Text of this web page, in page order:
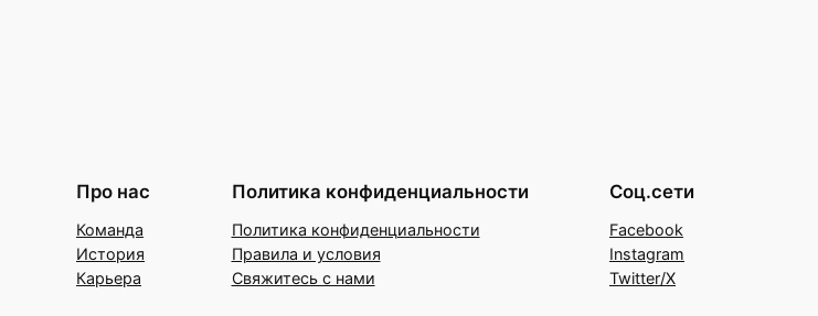
Про нас
Команда
История
Карьера
Политика конфиденциальности
Политика конфиденциальности
Правила и условия
Свяжитесь с нами
Соц.сети
Facebook
Instagram
Twitter/X